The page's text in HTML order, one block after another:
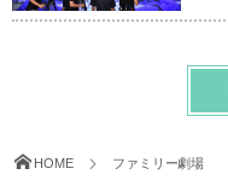
HOME ファミリー劇場